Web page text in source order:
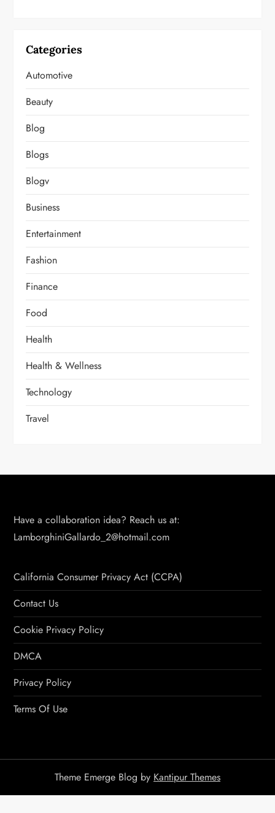
Categories
Automotive
Beauty
Blog
Blogs
Blogv
Business
Entertainment
Fashion
Finance
Food
Health
Health & Wellness
Technology
Travel
Have a collaboration idea? Reach us at:
LamborghiniGallardo_2@hotmail.com
California Consumer Privacy Act (CCPA)
Contact Us
Cookie Privacy Policy
DMCA
Privacy Policy
Terms Of Use
Theme Emerge Blog by Kantipur Themes